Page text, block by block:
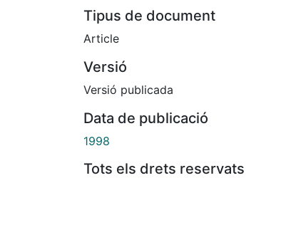
Tipus de document
Article
Versió
Versió publicada
Data de publicació
1998
Tots els drets reservats